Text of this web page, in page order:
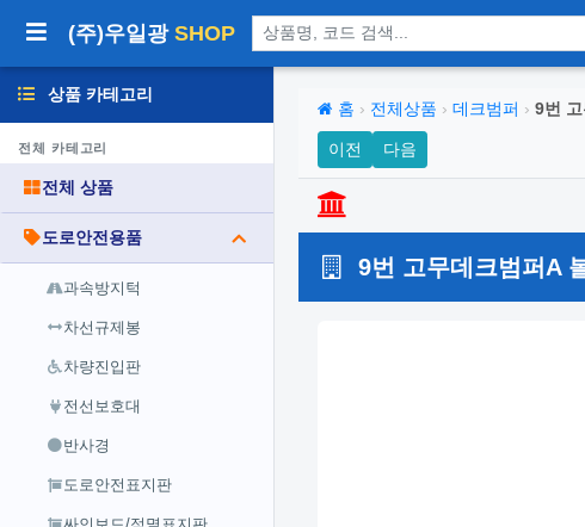
(주)우일광 SHOP 상품 검색
상품 카테고리
전체 카테고리
전체 상품
도로안전용품
과속방지턱
차선규제봉
차량진입판
전선보호대
반사경
도로안전표지판
홈 › 전체상품 › 데크범퍼 › 9번
이전 다음
9번 고무데크범퍼A